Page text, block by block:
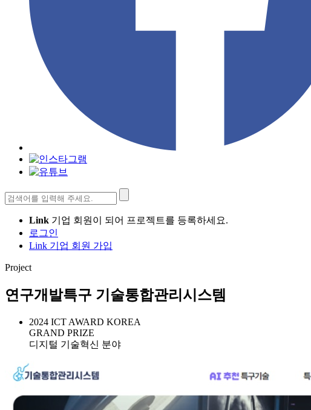
검
색:
Link 기업 회원이 되어 프로젝트를 등록하세요.
로그인
Link 기업 회원 가입
Project
연구개발특구 기술통합관리시스템
2024 ICT AWARD KOREA
GRAND PRIZE
디지털 기술혁신 분야